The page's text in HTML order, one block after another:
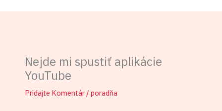
Nejde mi spustiť aplikácie
YouTube
Pridajte Komentár / poradňa